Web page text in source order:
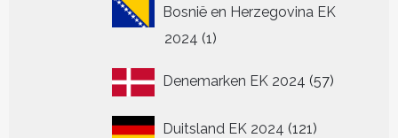
Bosnië en Herzegovina EK
2024 11
Denemarken EK 2024 5757
Duitsland EK 2024 121121